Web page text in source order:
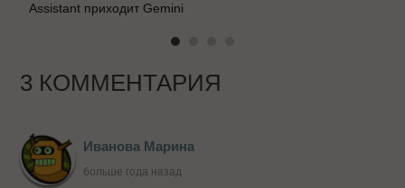
Assistant приходит Gemini
3 КОММЕНТАРИЯ
Иванова Марина
больше года назад